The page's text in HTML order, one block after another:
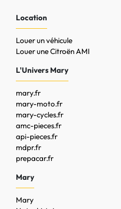
Location
Louer un véhicule
Louer une Citroën AMI
L'Univers Mary
mary.fr
mary-moto.fr
mary-cycles.fr
amc-pieces.fr
api-pieces.fr
mdpr.fr
prepacar.fr
Mary
Mary